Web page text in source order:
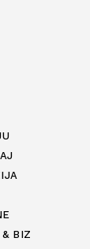
BIZ